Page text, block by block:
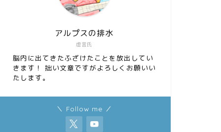
虚言氏
アルプスの排水
脳内に出てきたふざけたことを放出してい
きます！ 拙い文章ですがよろしくお願いい
たします。
＼ Follow me ／